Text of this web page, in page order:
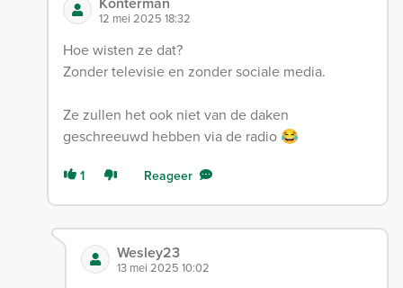
12 mei 2025 18:32
Hoe wisten ze dat?
Zonder televisie en zonder sociale media.
Ze zullen het ook niet van de daken
geschreeuwd hebben via de radio 😂
1 Reageer
Wesley23
13 mei 2025 10:02